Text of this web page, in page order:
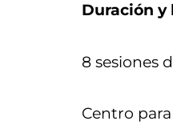
Duración
8 sesiones
Centro